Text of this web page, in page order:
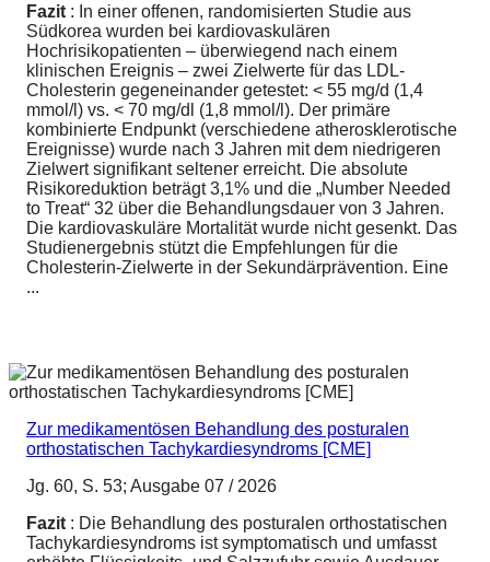
Fazit : In einer offenen, randomisierten Studie aus
Südkorea wurden bei kardiovaskulären
Hochrisikopatienten – überwiegend nach einem
klinischen Ereignis – zwei Zielwerte für das LDL-
Cholesterin gegeneinander getestet: < 55 mg/d (1,4
mmol/l) vs. < 70 mg/dl (1,8 mmol/l). Der primäre
kombinierte Endpunkt (verschiedene atherosklerotische
Ereignisse) wurde nach 3 Jahren mit dem niedrigeren
Zielwert signifikant seltener erreicht. Die absolute
Risikoreduktion beträgt 3,1% und die „Number Needed
to Treat“ 32 über die Behandlungsdauer von 3 Jahren.
Die kardiovaskuläre Mortalität wurde nicht gesenkt. Das
Studienergebnis stützt die Empfehlungen für die
Cholesterin-Zielwerte in der Sekundärprävention. Eine
...
Zur medikamentösen Behandlung des posturalen
orthostatischen Tachykardiesyndroms [CME]
Jg. 60, S. 53; Ausgabe 07 / 2026
Fazit : Die Behandlung des posturalen orthostatischen
Tachykardiesyndroms ist symptomatisch und umfasst